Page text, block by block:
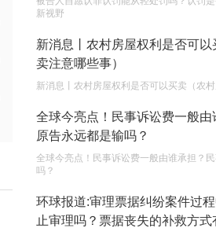
新视野
新消息丨农村房屋权利是否可
卖注意哪些事）
新消息丨农村房屋权利是否可以买卖（农村
全球今亮点！民事诉讼费一般
原告永远都是输吗？
全球今亮点！民事诉讼费一般由谁承担？
吗？
环球报道:审理票据纠纷案件过
止审理吗？票据丧失的补救方式